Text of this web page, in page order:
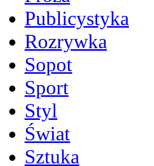
Publicystyka
Rozrywka
Sopot
Sport
Styl
Świat
Sztuka